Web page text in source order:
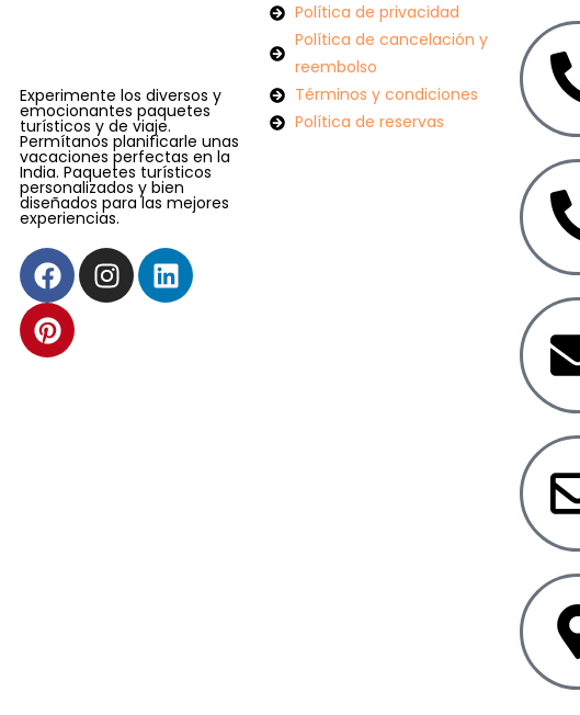
Experimente los diversos y
emocionantes paquetes
turísticos y de viaje.
Permítanos planificarle unas
vacaciones perfectas en la
India. Paquetes turísticos
personalizados y bien
diseñados para las mejores
experiencias.
Política de privacidad
Política de cancelación y
reembolso
Términos y condiciones
Política de reservas